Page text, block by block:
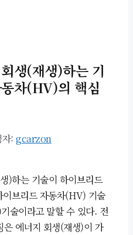
생(재생)하는 기
차(HV)의 핵심
: gcarzon
)하는 기술이 하이브리드
브리드 자동차(HV) 기술
술이라고 말할 수 있다. 전
에너지 회생(재생)이 가